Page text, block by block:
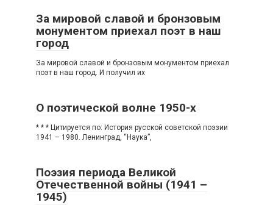
За мировой славой и бронзовым
монументом приехал поэт в наш
город
За мировой славой и бронзовым монументом приехал
поэт в наш город. И получил их
О поэтической волне 1950-х
* * * Цитируется по: История русской советской поэзии
1941 – 1980. Ленинград, “Наука”,
Поэзия периода Великой
Отечественной войны (1941 –
1945)